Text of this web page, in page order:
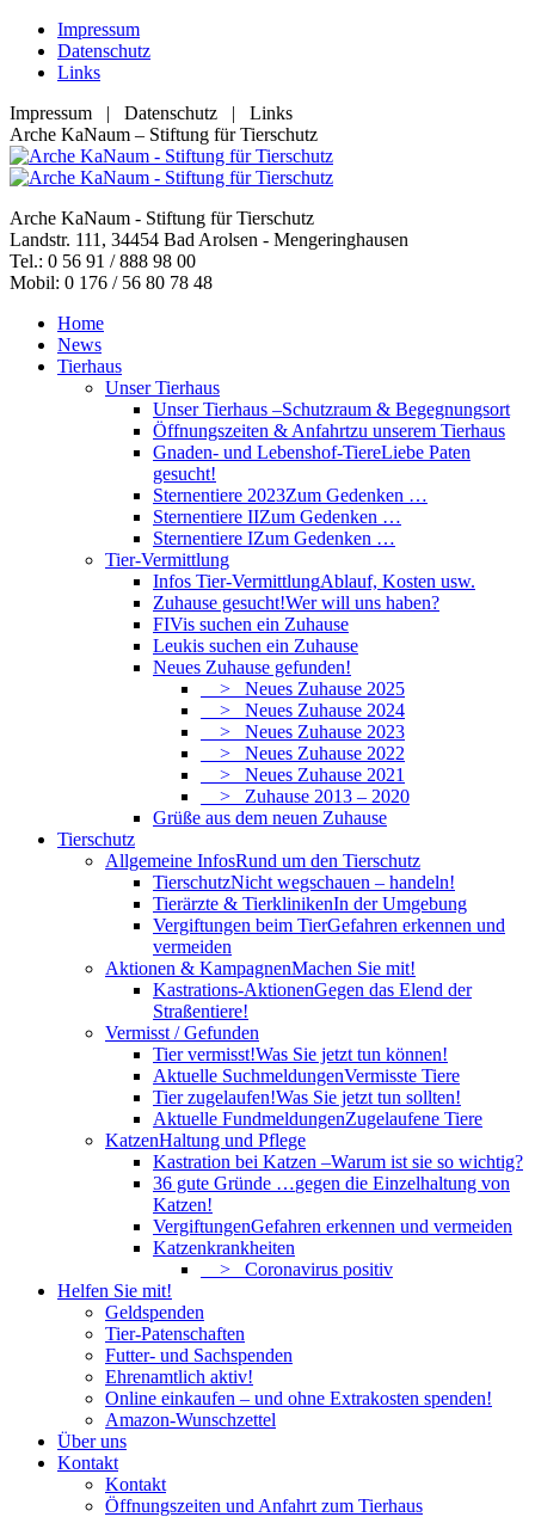
Zum
Inhalt
springen
Impressum
Datenschutz
Links
Impressum | Datenschutz | Links
Facebook
page
opens
new
window
YouTube
page
opens
new
window
RSS
page
opens
new
window
E-
Mail
page
in
new
window
Arche KaNaum – Stiftung für Tierschutz
Arche KaNaum - Stiftung für Tierschutz
Landstr. 111, 34454 Bad Arolsen - Mengeringhausen
Tel.: 0 56 91 / 888 98 00
Mobil: 0 176 / 56 80 78 48
Home
News
Tierhaus
Unser Tierhaus
Unser Tierhaus –Schutzraum & Begegnungsort
Öffnungszeiten & Anfahrtzu unserem Tierhaus
Gnaden- und Lebenshof-TiereLiebe Paten
gesucht!
Sternentiere 2023Zum Gedenken …
Sternentiere IIZum Gedenken …
Sternentiere IZum Gedenken …
Tier-Vermittlung
Infos Tier-VermittlungAblauf, Kosten usw.
Zuhause gesucht!Wer will uns haben?
FIVis suchen ein Zuhause
Leukis suchen ein Zuhause
Neues Zuhause gefunden!
> Neues Zuhause 2025
> Neues Zuhause 2024
> Neues Zuhause 2023
> Neues Zuhause 2022
> Neues Zuhause 2021
> Zuhause 2013 – 2020
Grüße aus dem neuen Zuhause
Tierschutz
Allgemeine InfosRund um den Tierschutz
TierschutzNicht wegschauen – handeln!
Tierärzte & TierklinikenIn der Umgebung
Vergiftungen beim TierGefahren erkennen und
vermeiden
Aktionen & KampagnenMachen Sie mit!
Kastrations-AktionenGegen das Elend der
Straßentiere!
Vermisst / Gefunden
Tier vermisst!Was Sie jetzt tun können!
Aktuelle SuchmeldungenVermisste Tiere
Tier zugelaufen!Was Sie jetzt tun sollten!
Aktuelle FundmeldungenZugelaufene Tiere
KatzenHaltung und Pflege
Kastration bei Katzen –Warum ist sie so wichtig?
36 gute Gründe …gegen die Einzelhaltung von
Katzen!
VergiftungenGefahren erkennen und vermeiden
Katzenkrankheiten
> Coronavirus positiv
Helfen Sie mit!
Geldspenden
Tier-Patenschaften
Futter- und Sachspenden
Ehrenamtlich aktiv!
Online einkaufen – und ohne Extrakosten spenden!
Amazon-Wunschzettel
Über uns
Kontakt
Kontakt
Öffnungszeiten und Anfahrt zum Tierhaus